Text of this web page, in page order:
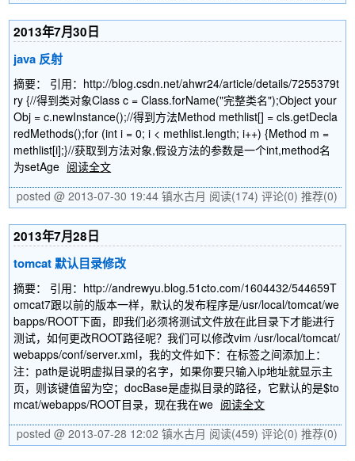
2013年7月30日
java 反射
摘要： 引用：http://blog.csdn.net/ahwr24/article/details/7255379t
ry {//得到类对象Class c = Class.forName("完整类名");Object your
Obj = c.newInstance();//得到方法Method methlist[] = cls.getDecla
redMethods();for (int i = 0; i < methlist.length; i++) {Method m =
methlist[i];}//获取到方法对象,假设方法的参数是一个int,method名
为setAge 阅读全文
posted @ 2013-07-30 19:44 镇水古月 阅读(174) 评论(0) 推荐(0)
2013年7月28日
tomcat 默认目录修改
摘要： 引用：http://andrewyu.blog.51cto.com/1604432/544659T
omcat7跟以前的版本一样，默认的发布程序是/usr/local/tomcat/we
bapps/ROOT下面，即我们必须将测试文件放在此目录下才能进行
测试，如何更改ROOT路径呢？我们可以修改vim /usr/local/tomcat/
webapps/conf/server.xml，我的文件如下：在标签之间添加上：
注：path是说明虚拟目录的名字，如果你要只输入ip地址就显示主
页，则该键值留为空；docBase是虚拟目录的路径，它默认的是$to
mcat/webapps/ROOT目录，现在我在we 阅读全文
posted @ 2013-07-28 12:02 镇水古月 阅读(459) 评论(0) 推荐(0)